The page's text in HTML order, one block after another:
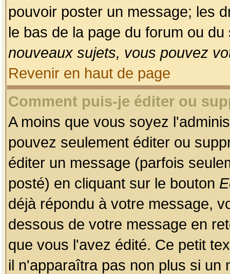
pouvoir poster un message; les
le bas de la page du forum ou
nouveaux sujets, vous pouvez
Revenir en haut de page
Comment puis-je éditer ou
A moins que vous soyez
pouvez seulement éditer ou
éditer un message (parfois
posté) en cliquant sur le bouton
déjà répondu à votre message,
dessous de votre message en
que vous l'avez édité. Ce petit
il n'apparaîtra pas non plus si un